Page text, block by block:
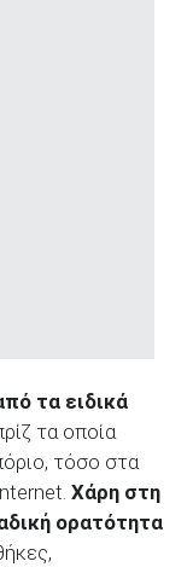
τα ειδικά
τα οποία
τόσο στα
Χάρη στη
ορατότητα